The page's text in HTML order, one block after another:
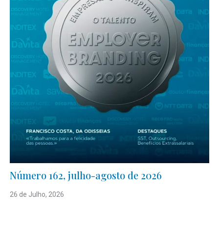
Número 162, julho-agosto de 2026
26 de Julho, 2026